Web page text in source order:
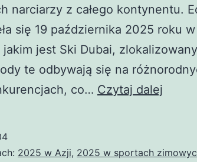
narciarzy z całego kontynentu.
się 19 października 2025 roku w
jakim jest Ski Dubai,
te odbywają się na
co… Czytaj dalej
2025 w Azji, 2025 w sportach